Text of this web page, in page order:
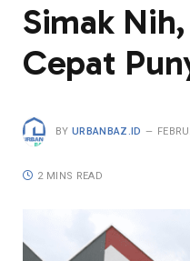
Simak
Cepat
BY URBANBAZ.ID
2 MINS READ